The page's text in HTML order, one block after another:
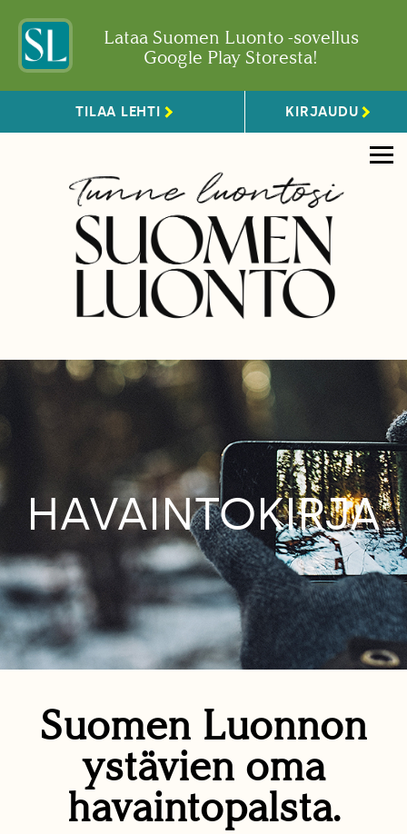
Lataa Suomen Luonto -sovellus
Google Play Storesta!
TILAA LEHTI KIRJAUDU
HAVAINTOKIRJA
Suomen Luonnon
ystävien oma
havaintopalsta.